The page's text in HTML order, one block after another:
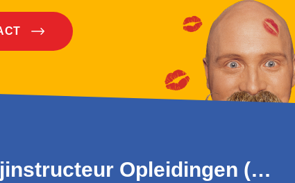
Rijinstructeur Opleidingen (WRM)